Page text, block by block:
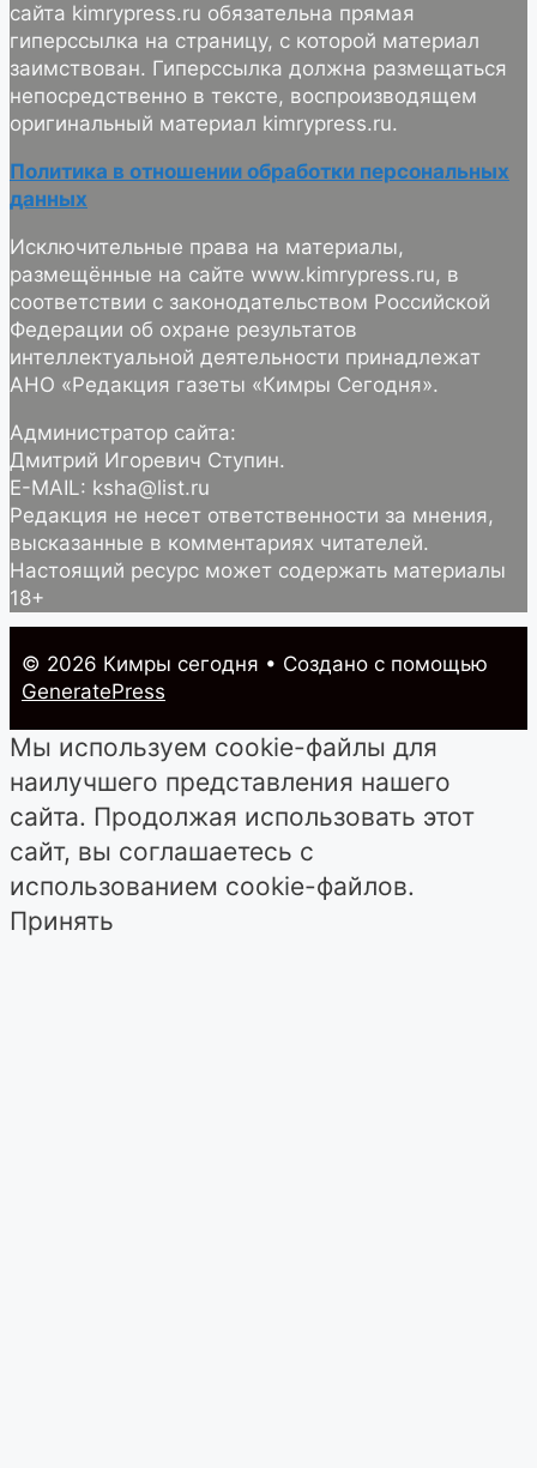
сайта kimrypress.ru обязательна прямая
гиперссылка на страницу, с которой материал
заимствован. Гиперссылка должна размещаться
непосредственно в тексте, воспроизводящем
оригинальный материал kimrypress.ru.
Политика в отношении обработки персональных
данных
Исключительные права на материалы,
размещённые на сайте www.kimrypress.ru, в
соответствии с законодательством Российской
Федерации об охране результатов
интеллектуальной деятельности принадлежат
АНО «Редакция газеты «Кимры Сегодня».
Администратор сайта:
Дмитрий Игоревич Ступин.
E-MAIL: ksha@list.ru
Редакция не несет ответственности за мнения,
высказанные в комментариях читателей.
Настоящий ресурс может содержать материалы
18+
© 2026 Кимры cегодня • Создано с помощью
GeneratePress
Мы используем cookie-файлы для
наилучшего представления нашего
сайта. Продолжая использовать этот
сайт, вы соглашаетесь с
использованием cookie-файлов.
Принять